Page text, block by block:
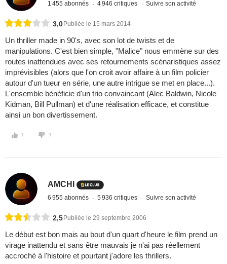
1 455 abonnés 4 946 critiques Suivre son activité
3,0 Publiée le 15 mars 2014
Un thriller made in 90's, avec son lot de twists et de
manipulations. C'est bien simple, "Malice" nous emmène sur des
routes inattendues avec ses retournements scénaristiques assez
imprévisibles (alors que l'on croit avoir affaire à un film policier
autour d'un tueur en série, une autre intrigue se met en place...).
L'ensemble bénéficie d'un trio convaincant (Alec Baldwin, Nicole
Kidman, Bill Pullman) et d'une réalisation efficace, et constitue
ainsi un bon divertissement.
1 1
AMCHI
6 955 abonnés 5 936 critiques Suivre son activité
2,5 Publiée le 29 septembre 2006
Le début est bon mais au bout d'un quart d'heure le film prend un
virage inattendu et sans être mauvais je n'ai pas réellement
accroché à l'histoire et pourtant j'adore les thrillers.